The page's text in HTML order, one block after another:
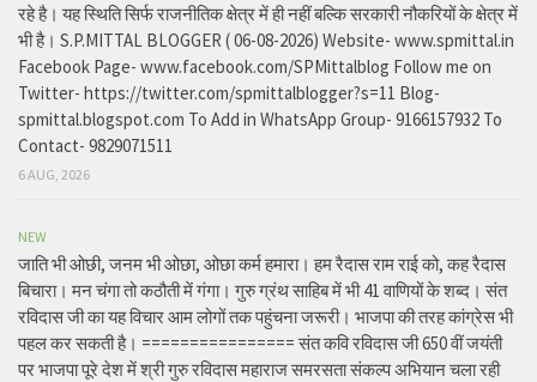
रहे है। यह स्थिति सिर्फ राजनीतिक क्षेत्र में ही नहीं बल्कि सरकारी नौकरियों के क्षेत्र में
भी है। S.P.MITTAL BLOGGER ( 06-08-2026) Website- www.spmittal.in
Facebook Page- www.facebook.com/SPMittalblog Follow me on
Twitter- https://twitter.com/spmittalblogger?s=11 Blog-
spmittal.blogspot.com To Add in WhatsApp Group- 9166157932 To
Contact- 9829071511
6 AUG, 2026
NEW
जाति भी ओछी, जनम भी ओछा, ओछा कर्म हमारा। हम रैदास राम राई को, कह रैदास
बिचारा। मन चंगा तो कठौती में गंगा। गुरु ग्रंथ साहिब में भी 41 वाणियों के शब्द। संत
रविदास जी का यह विचार आम लोगों तक पहुंचना जरूरी। भाजपा की तरह कांग्रेस भी
पहल कर सकती है। ================ संत कवि रविदास जी 650 वीं जयंती
पर भाजपा पूरे देश में श्री गुरु रविदास महाराज समरसता संकल्प अभियान चला रही